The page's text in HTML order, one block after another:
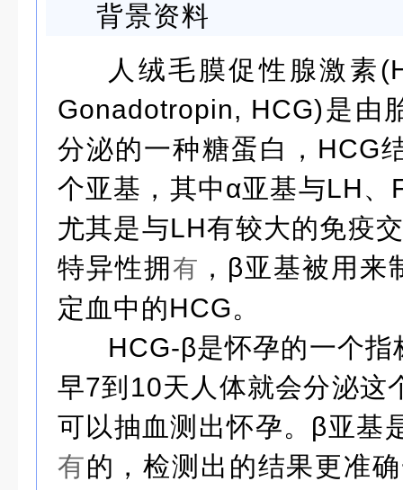
背景资料
人绒毛膜促性腺激素
Gonadotropin, HCG)是由
分泌的一种糖蛋白，HCG
个亚基，其中α亚基与LH、
尤其是与LH有较大的免疫
特异性拥有 ，β亚基被用
定血中的HCG。
HCG-β是怀孕的一个
早7到10天人体就会分泌这
可以抽血测出怀孕。β亚基
有的，检测出的结果更准